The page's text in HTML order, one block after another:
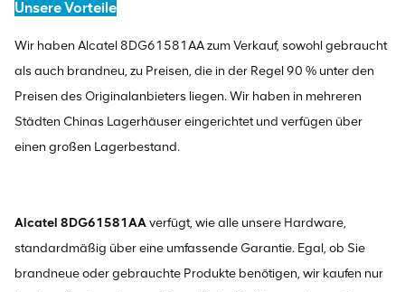
Unsere Vorteile
Wir haben Alcatel 8DG61581AA zum Verkauf, sowohl gebraucht
als auch brandneu, zu Preisen, die in der Regel 90 % unter den
Preisen des Originalanbieters liegen. Wir haben in mehreren
Städten Chinas Lagerhäuser eingerichtet und verfügen über
einen großen Lagerbestand.
Alcatel 8DG61581AAverfügt, wie alle unsere Hardware,
standardmäßig über eine umfassende Garantie. Egal, ob Sie
brandneue oder gebrauchte Produkte benötigen, wir kaufen nur